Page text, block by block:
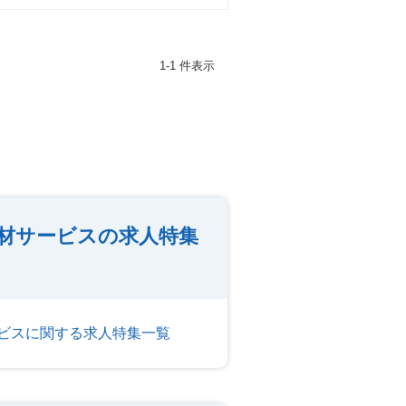
1-1 件表示
サービスの求人特集
スに関する求人特集一覧